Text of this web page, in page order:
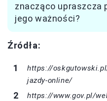
znacząco upraszcza
jego ważności?
Źródła:
https://
jazdy-online/
https://www.gov.pl/